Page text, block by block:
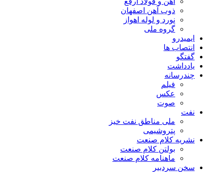
ذوب آهن اصفهان
نورد و لوله اهواز
گروه ملی
ایمیدرو
انتصاب ها
گفتگو
یادداشت
چندرسانه
فیلم
عکس
صوت
نفت
ملی مناطق نفت خیز
پتروشیمی
نشریه کلام صنعت
بولتن کلام صنعت
ماهنامه کلام صنعت
سخن سردبیر